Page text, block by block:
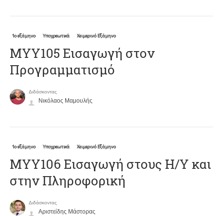
1ο εξάμηνο Υποχρεωτικά Χειμερινό Εξάμηνο
ΜΥΥ105 Εισαγωγή στον
Προγραμματισμό
Διδάσκοντας
Νικόλαος Μαμουλής
1ο εξάμηνο Υποχρεωτικά Χειμερινό Εξάμηνο
ΜΥΥ106 Εισαγωγή στους Η/Υ και
στην Πληροφορική
Διδάσκοντας
Αριστείδης Μάστορας